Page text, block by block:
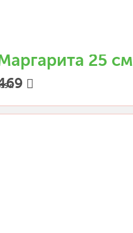
25 см
г.